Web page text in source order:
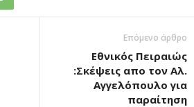
Επόμενο άρθρο
Εθνικός Πειραιώς
:Σκέψεις απο τον Αλ.
Αγγελόπουλο για
παραίτηση